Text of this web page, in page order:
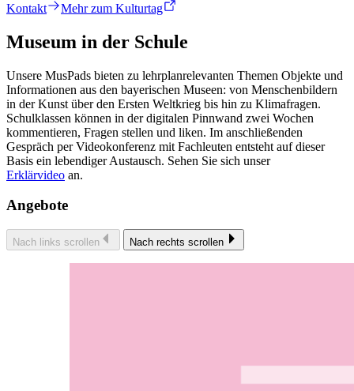
Kontakt Mehr zum Kulturtag
Museum in der Schule
Unsere MusPads bieten zu lehrplanrelevanten Themen Objekte und
Informationen aus den bayerischen Museen: von Menschenbildern
in der Kunst über den Ersten Weltkrieg bis hin zu Klimafragen.
Schulklassen können in der digitalen Pinnwand zwei Wochen
kommentieren, Fragen stellen und liken. Im anschließenden
Gespräch per Videokonferenz mit Fachleuten entsteht auf dieser
Basis ein lebendiger Austausch. Sehen Sie sich unser
Erklärvideo an.
Angebote
Nach links scrollen Nach rechts scrollen